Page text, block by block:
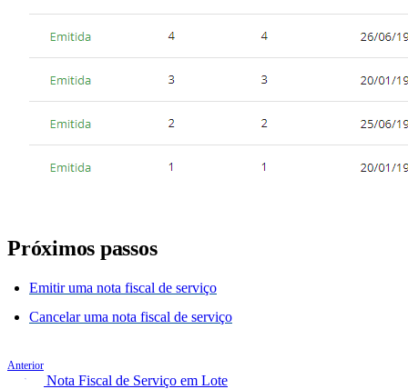
Próximos passos
Emitir uma nota fiscal de serviço
Cancelar uma nota fiscal de serviço
Anterior
Emitir Nota Fiscal de Serviço em Lote